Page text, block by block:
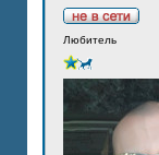
Любитель